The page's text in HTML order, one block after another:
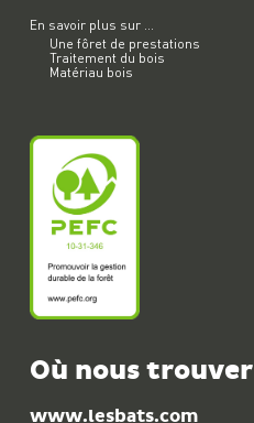
En savoir plus sur ...
Une fôret de prestations
Traitement du bois
Matériau bois
Où nous trouver
www.lesbats.com